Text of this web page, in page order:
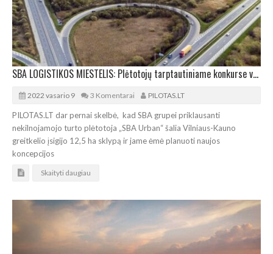
SBA LOGISTIKOS MIESTELIS: Plėtotojų tarptautiniame konkurse varžosi 6 idėjos
2022 vasario 9 3 Komentarai PILOTAS.LT
PILOTAS.LT dar pernai skelbė, kad SBA grupei priklausanti
nekilnojamojo turto plėtotoja „SBA Urban“ šalia Vilniaus-Kauno
greitkelio įsigijo 12,5 ha sklypą ir jame ėmė planuoti naujos
koncepcijos
Skaityti daugiau